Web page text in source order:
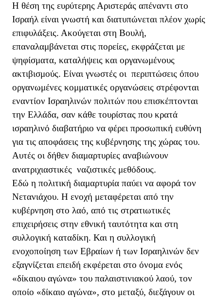
Η θέση της ευρύτερης Αριστεράς απέναντι στο
Ισραήλ είναι γνωστή και διατυπώνεται πλέον χωρίς
επιφυλάξεις. Ακούγεται στη Βουλή,
επαναλαμβάνεται στις πορείες, εκφράζεται με
ψηφίσματα, καταλήψεις και οργανωμένους
ακτιβισμούς. Είναι γνωστές οι περιπτώσεις όπου
οργανωμένες κομματικές οργανώσεις στρέφονται
εναντίον Ισραηλινών πολιτών που επισκέπτονται
την Ελλάδα, σαν κάθε τουρίστας που κρατά
ισραηλινό διαβατήριο να φέρει προσωπική ευθύνη
για τις αποφάσεις της κυβέρνησης της χώρας του.
Αυτές οι δήθεν διαμαρτυρίες αναβιώνουν
ανατριχιαστικές ναζιστικές μεθόδους.
Εδώ η πολιτική διαμαρτυρία παύει να αφορά τον
Νετανιάχου. Η ενοχή μεταφέρεται από την
κυβέρνηση στο λαό, από τις στρατιωτικές
επιχειρήσεις στην εθνική ταυτότητα και στη
συλλογική καταδίκη. Και η συλλογική
ενοχοποίηση των Εβραίων ή των Ισραηλινών δεν
εξαγνίζεται επειδή εκφέρεται στο όνομα ενός
«δίκαιου αγώνα» του παλαιστινιακού λαού, τον
οποίο «δίκαιο αγώνα», στο μεταξύ, διεξάγουν οι